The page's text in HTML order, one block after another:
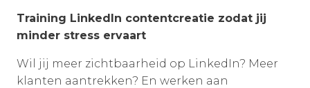
Training LinkedIn contentcreatie zodat jij
minder stress ervaart
Wil jij meer zichtbaarheid op LinkedIn? Meer
klanten aantrekken? En werken aan